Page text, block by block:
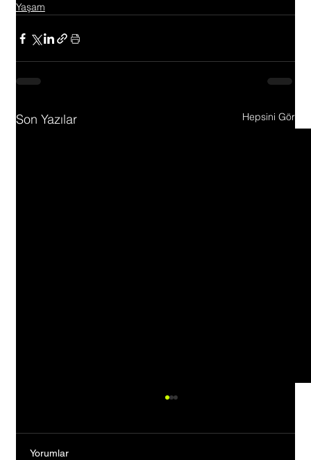
Yaşam
Son Yazılar Hepsini Gör
Yorumlar